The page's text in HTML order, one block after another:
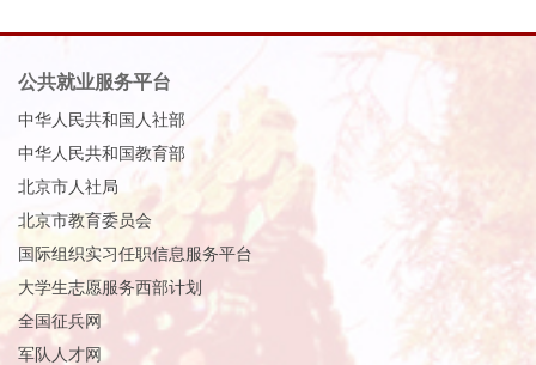
公共就业服务平台
中华人民共和国人社部
中华人民共和国教育部
北京市人社局
北京市教育委员会
国际组织实习任职信息服务平台
大学生志愿服务西部计划
全国征兵网
军队人才网